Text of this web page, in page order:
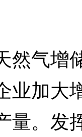
气增
业加大
量。发